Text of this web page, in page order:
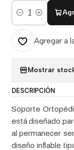
Cantidad
Agregar a
Mostrar
DESCRIPCIÓN
Soporte
está diseñado
al permanecer
diseño inflable